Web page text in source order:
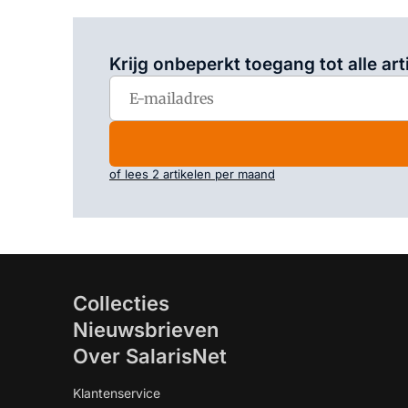
Krijg onbeperkt toegang tot alle
of lees 2 artikelen per maand
Collecties
Nieuwsbrieven
Over SalarisNet
Klantenservice